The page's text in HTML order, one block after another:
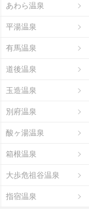
あわら温泉
平湯温泉
有馬温泉
道後温泉
玉造温泉
別府温泉
酸ヶ湯温泉
箱根温泉
大歩危祖谷温泉
指宿温泉